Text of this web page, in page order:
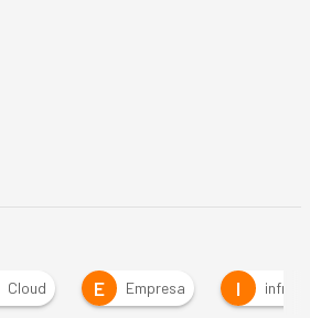
Cloud E Empresa I